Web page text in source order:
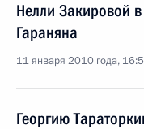
Нелли Закировой
Гараняна
11 января 2010 года,
Георгию